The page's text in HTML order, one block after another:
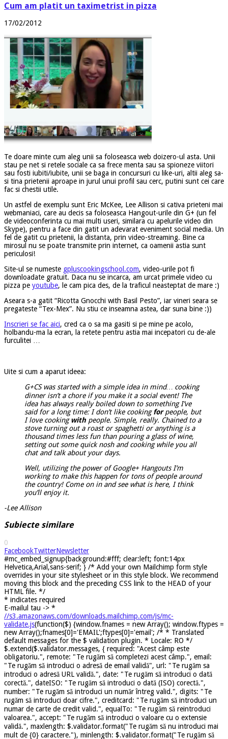
Cum am platit un taximetrist in pizza
17/02/2012
Te doare minte cum aleg unii sa foloseasca web doizero-ul asta. Unii
stau pe net si retele sociale ca sa frece menta sau sa spioneze viitori
sau fosti iubiti/iubite, unii se baga in concursuri cu like-uri, altii aleg sa-
si tina prietenii aproape in jurul unui profil sau cerc, putini sunt cei care
fac si chestii utile.
Un astfel de exemplu sunt Eric McKee, Lee Allison si cativa prieteni mai
webmaniaci, care au decis sa foloseasca Hangout-urile din G+ (un fel
de videoconferinta cu mai multi useri, similara cu apelurile video din
Skype), pentru a face din gatit un adevarat eveniment social media. Un
fel de gatit cu prietenii, la distanta, prin video-streaming. Bine ca
mirosul nu se poate transmite prin internet, ca oamenii astia sunt
periculosi!
Site-ul se numeste gpluscookingschool.com, video-urile pot fi
downloadate gratuit. Daca nu se incarca, am urcat primele video cu
pizza pe youtube, le cam pica des, de la traficul neasteptat de mare :)
Aseara s-a gatit “Ricotta Gnocchi with Basil Pesto”, iar vineri seara se
pregateste “Tex-Mex”. Nu stiu ce inseamna astea, dar suna bine :))
Inscrieri se fac aici, cred ca o sa ma gasiti si pe mine pe acolo,
holbandu-ma la ecran, la retete pentru astia mai incepatori cu de-ale
furculitei …
Uite si cum a aparut ideea:
G+CS was started with a simple idea in mind… cooking
dinner isn’t a chore if you make it a social event! The
idea has always really boiled down to something I’ve
said for a long time: I don’t like cookingforpeople, but
I love cooking with people. Simple, really. Chained to a
stove turning out a roast or spaghetti or anything is a
thousand times less fun than pouring a glass of wine,
setting out some quick nosh and cooking while you all
chat and talk about your days.
Well, utilizing the power of Google+ Hangouts I’m
working to make this happen for tons of people around
the country! Come on in and see what is here, I think
you’ll enjoy it.
-Lee Allison
Subiecte similare
0
FacebookTwitterNewsletter
#mc_embed_signup{background:#fff; clear:left; font:14px
Helvetica,Arial,sans-serif; } /* Add your own Mailchimp form style
overrides in your site stylesheet or in this style block. We recommend
moving this block and the preceding CSS link to the HEAD of your
HTML file. */
* indicates required
E-mailul tau -> *
//s3.amazonaws.com/downloads.mailchimp.com/js/mc-
validate.js(function($) {window.fnames = new Array(); window.ftypes =
new Array();fnames[0]='EMAIL';ftypes[0]='email'; /* * Translated
default messages for the $ validation plugin. * Locale: RO */
$.extend($.validator.messages, { required: "Acest câmp este
obligatoriu.", remote: "Te rugăm să completezi acest câmp.", email:
"Te rugăm să introduci o adresă de email validă", url: "Te rugăm sa
introduci o adresă URL validă.", date: "Te rugăm să introduci o dată
corectă.", dateISO: "Te rugăm să introduci o dată (ISO) corectă.",
number: "Te rugăm să introduci un număr întreg valid.", digits: "Te
rugăm să introduci doar cifre.", creditcard: "Te rugăm să introduci un
numar de carte de credit valid.", equalTo: "Te rugăm să reintroduci
valoarea.", accept: "Te rugăm să introduci o valoare cu o extensie
validă.", maxlength: $.validator.format("Te rugăm să nu introduci mai
mult de {0} caractere."), minlength: $.validator.format("Te rugăm să